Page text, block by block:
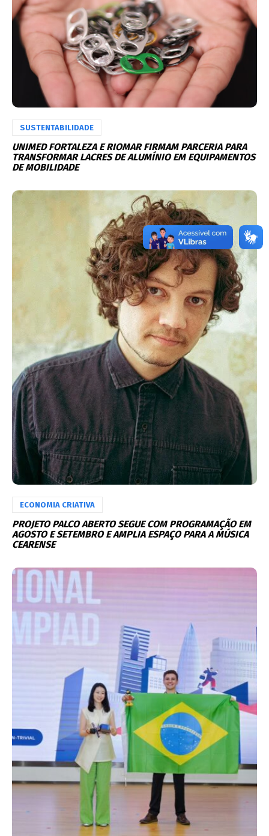
SUSTENTABILIDADE
UNIMED FORTALEZA E RIOMAR FIRMAM PARCERIA PARA
TRANSFORMAR LACRES DE ALUMÍNIO EM EQUIPAMENTOS
DE MOBILIDADE
ECONOMIA CRIATIVA
PROJETO PALCO ABERTO SEGUE COM PROGRAMAÇÃO EM
AGOSTO E SETEMBRO E AMPLIA ESPAÇO PARA A MÚSICA
CEARENSE